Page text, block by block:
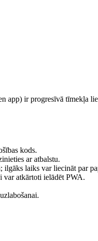
app) ir progresīvā tīmekļa
kods.
ar atbalstu.
laiks var liecināt par
var atkārtoti ielādēt PWA.